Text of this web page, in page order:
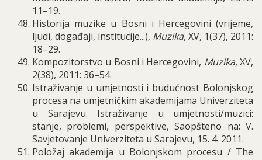
11–19.
Historija muzike u Bosni i Hercegovini (vrijeme,
ljudi, događaji, institucije...), Muzika, XV, 1(37), 2011:
18–29.
Kompozitorstvo u Bosni i Hercegovini, Muzika, XV,
2(38), 2011: 36–54.
Istraživanje u umjetnosti i budućnost Bolonjskog
procesa na umjetničkim akademijama Univerziteta
u Sarajevu. Istraživanje u umjetnosti/muzici:
stanje, problemi, perspektive, Saopšteno na: V.
Savjetovanje Univerziteta u Sarajevu, 15. 4. 2011.
Položaj akademija u Bolonjskom procesu / The